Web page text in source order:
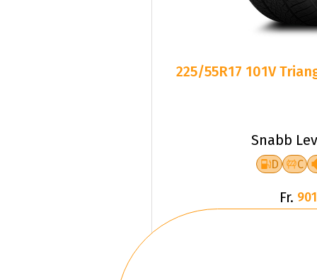
225/55R17 101V
Snabb
D C
Fr.